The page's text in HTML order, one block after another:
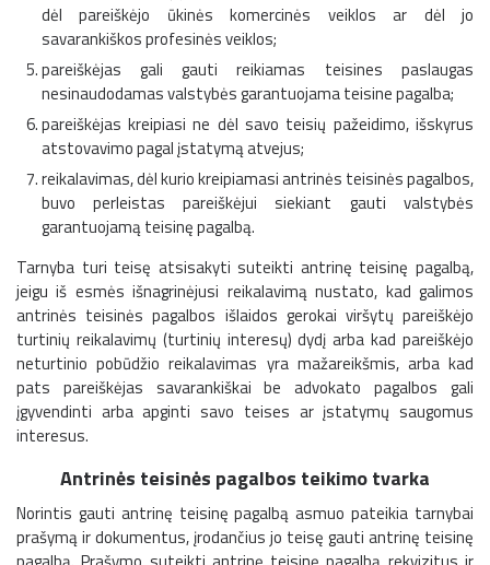
dėl pareiškėjo ūkinės komercinės veiklos ar dėl jo
savarankiškos profesinės veiklos;
pareiškėjas gali gauti reikiamas teisines paslaugas
nesinaudodamas valstybės garantuojama teisine pagalba;
pareiškėjas kreipiasi ne dėl savo teisių pažeidimo, išskyrus
atstovavimo pagal įstatymą atvejus;
reikalavimas, dėl kurio kreipiamasi antrinės teisinės pagalbos,
buvo perleistas pareiškėjui siekiant gauti valstybės
garantuojamą teisinę pagalbą.
Tarnyba turi teisę atsisakyti suteikti antrinę teisinę pagalbą,
jeigu iš esmės išnagrinėjusi reikalavimą nustato, kad galimos
antrinės teisinės pagalbos išlaidos gerokai viršytų pareiškėjo
turtinių reikalavimų (turtinių interesų) dydį arba kad pareiškėjo
neturtinio pobūdžio reikalavimas yra mažareikšmis, arba kad
pats pareiškėjas savarankiškai be advokato pagalbos gali
įgyvendinti arba apginti savo teises ar įstatymų saugomus
interesus.
Antrinės teisinės pagalbos teikimo tvarka
Norintis gauti antrinę teisinę pagalbą asmuo pateikia tarnybai
prašymą ir dokumentus, įrodančius jo teisę gauti antrinę teisinę